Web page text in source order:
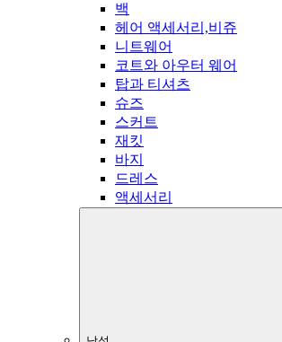
백
헤어 액세서리,비쥬
니트웨어
코트와 아우터 웨어
탑과 티셔츠
슈즈
스커트
재킷
바지
드레스
액세서리